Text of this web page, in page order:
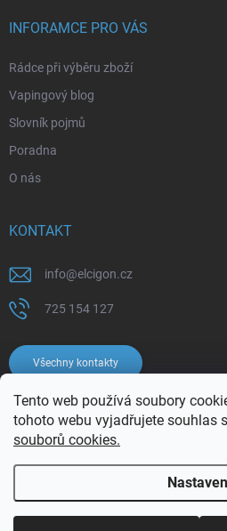
Tento web používá soubory
tohoto webu vyjadřujete souhlas
souborů cookies.
INFORAMCE PRO VÁS
Rádce při výběru zboží
Vapingový blog
Slovník pojmů
Poradna
O nás
KONTAKT
info@elcigon.cz
725 154 127
Všechny kontakty
Copyright 2026Elcigon.cz. Všechna
cookies